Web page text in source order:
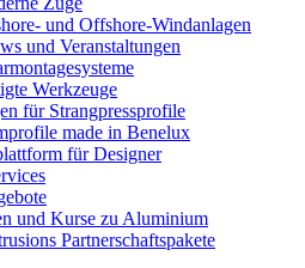
und Offshore-Windanlagen
und Veranstaltungen
Werkzeuge
für Strangpressprofile
made in Benelux
für Designer
und Kurse zu Aluminium
Partnerschaftspakete